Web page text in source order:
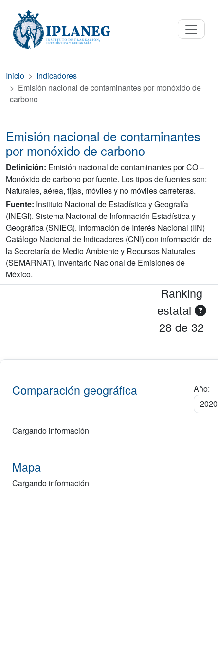
Inicio
Indicadores
Emisión nacional de contaminantes por monóxido de
carbono
Emisión nacional de contaminantes
por monóxido de carbono
Definición: Emisión nacional de contaminantes por CO –
Monóxido de carbono por fuente. Los tipos de fuentes son:
Naturales, aérea, fijas, móviles y no móviles carreteras.
Fuente: Instituto Nacional de Estadística y Geografía
(INEGI). Sistema Nacional de Información Estadística y
Geográfica (SNIEG). Información de Interés Nacional (IIN)
Catálogo Nacional de Indicadores (CNI) con información de
la Secretaría de Medio Ambiente y Recursos Naturales
(SEMARNAT), Inventario Nacional de Emisiones de
México.
Ranking
estatal
28 de 32
Comparación geográfica Año:
Cargando información
Mapa
Cargando información